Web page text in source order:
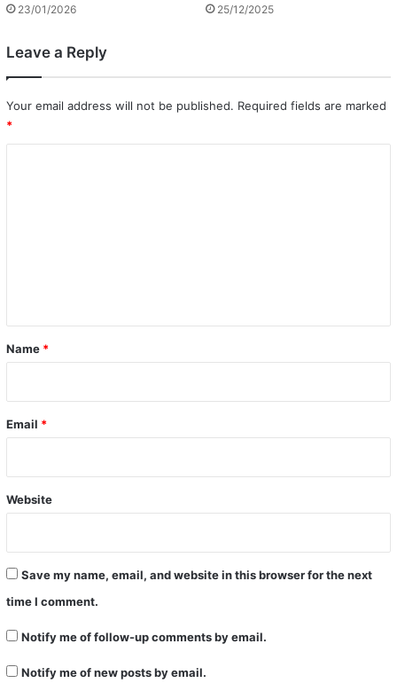
23/01/2026 25/12/2025
Leave a Reply
Your email address will not be published. Required fields are marked
*
*
Name *
Email *
Website
Save my name, email, and website in this browser for the next
time I comment.
Notify me of follow-up comments by email.
Notify me of new posts by email.